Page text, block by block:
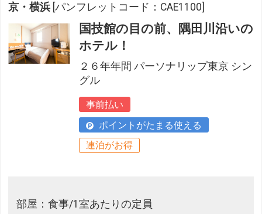
京・横浜 [パンフレットコード：CAE1100]
国技館の目の前、隅田川沿いの
ホテル！
２６年年間 パーソナリップ東京 シン
グル
事前払い
ポイントがたまる使える
連泊がお得
部屋：食事/1室あたりの定員